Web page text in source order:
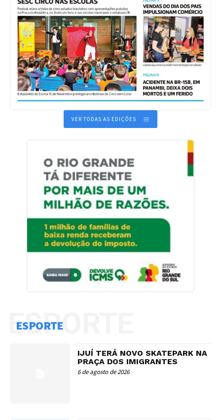
VER TODAS AS EDIÇÕES
ESPORTE
ESPORTE
IJUÍ TERÁ NOVO SKATEPARK NA
PRAÇA DOS IMIGRANTES
6 de agosto de 2026